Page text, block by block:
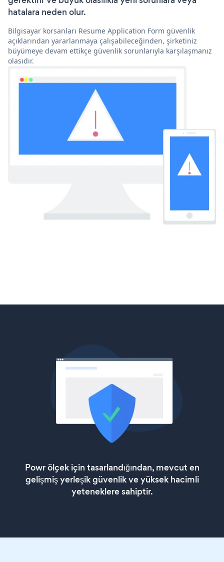
hatalara neden olur.
Bilgisayar korsanları Resume Application Form güvenlik
açıklarından yararlanmaya çalışabileceğinden, şirketiniz
büyümeye devam ettikçe güvenlik sorunlarıyla karşılaşmanız
olasıdır.
Powr ölçek için tasarlandığından, mevcut en
gelişmiş yerleşik güvenlik ve yüksek hacimli
yeteneklere sahiptir.